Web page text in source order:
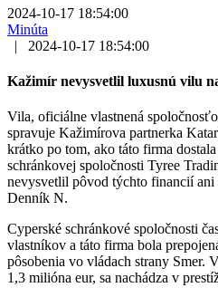
2024-10-17 18:54:00
Minúta
|
2024-10-17 18:54:00
Kažimír nevysvetlil luxusnú vilu
Vila, oficiálne vlastnená
spravuje Kažimírova partnerka
krátko po tom, ako táto firma
schránkovej spoločnosti Tyree
nevysvetlil pôvod týchto financií ani
Denník N.
Cyperské schránkové spoločnosti
vlastníkov a táto firma bola
pôsobenia vo vládach strany Smer.
1,3 milióna eur, sa nachádza v